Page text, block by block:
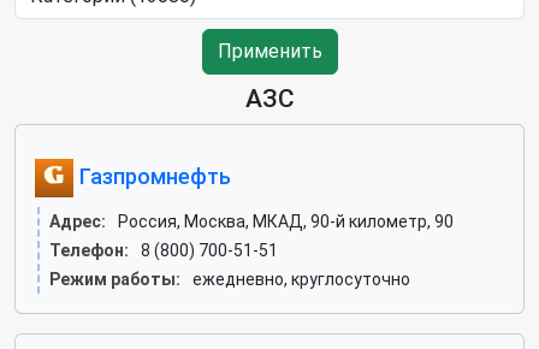
Применить
АЗС
Газпромнефть
Адрес:
Россия, Москва, МКАД, 90-й километр, 90
Телефон:
8 (800) 700-51-51
Режим работы:
ежедневно, круглосуточно